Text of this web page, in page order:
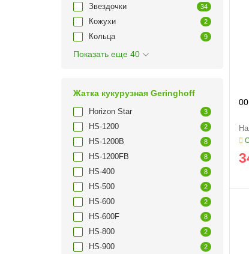
Звездочки 34
Кожухи 2
Кольца 9
Показать еще 40
Жатка кукурузная Geringhoff
Horizon Star 3
HS-1200 2
HS-1200B 8
HS-1200FB 8
HS-400 8
HS-500 2
HS-600 2
HS-600F 8
HS-800 2
HS-900 2